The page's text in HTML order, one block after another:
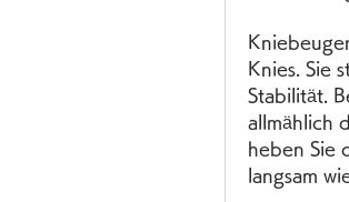
Knies. Sie
Stabilität.
allmählich
heben Sie
langsam